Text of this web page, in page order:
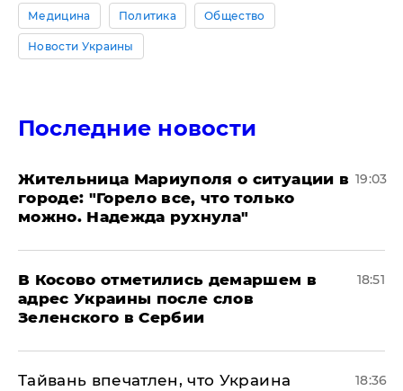
Медицина Политика Общество
Новости Украины
Последние новости
Жительница Мариуполя о ситуации в
городе: "Горело все, что только
можно. Надежда рухнула"
19:03
В Косово отметились демаршем в
адрес Украины после слов
Зеленского в Сербии
18:51
Тайвань впечатлен, что Украина
18:36